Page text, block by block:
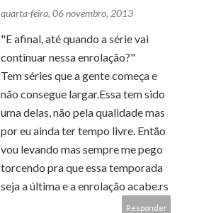
quarta-feira, 06 novembro, 2013
"E afinal, até quando a série vai
continuar nessa enrolação?"
Tem séries que a gente começa e
não consegue largar.Essa tem sido
uma delas, não pela qualidade mas
por eu ainda ter tempo livre. Então
vou levando mas sempre me pego
torcendo pra que essa temporada
seja a última e a enrolação acabe.rs
Responder